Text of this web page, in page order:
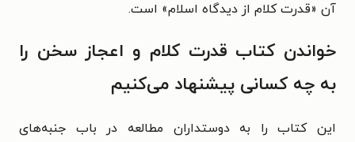
آن «قدرت کلام از دیدگاه اسلام» است.
خواندن کتاب قدرت کلام و اعجاز سخن را
به چه کسانی پیشنهاد می‌کنیم
این کتاب را به دوستداران مطالعه در باب جنبه‌های